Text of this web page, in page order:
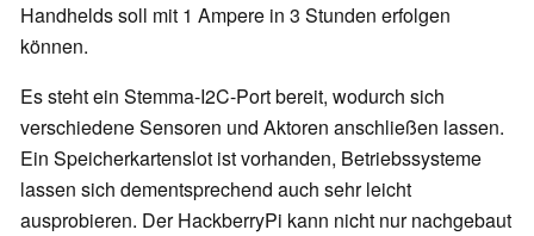
Handhelds soll mit 1 Ampere in 3 Stunden erfolgen
können.
Es steht ein Stemma-I2C-Port bereit, wodurch sich
verschiedene Sensoren und Aktoren anschließen lassen.
Ein Speicherkartenslot ist vorhanden, Betriebssysteme
lassen sich dementsprechend auch sehr leicht
ausprobieren. Der HackberryPi kann nicht nur nachgebaut